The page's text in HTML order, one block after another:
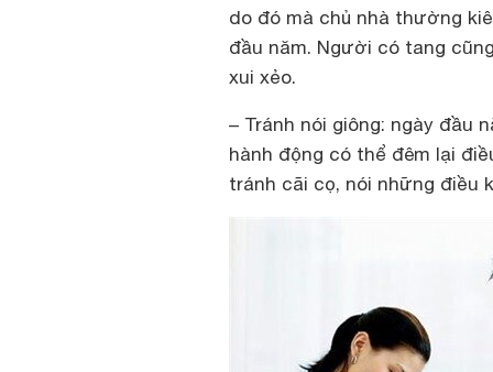
do đó mà chủ nhà thường
đầu năm. Người có tang
xui xẻo.
– Tránh nói giông: ngày đầu
hành động có thể đêm lại
tránh cãi cọ, nói những điều